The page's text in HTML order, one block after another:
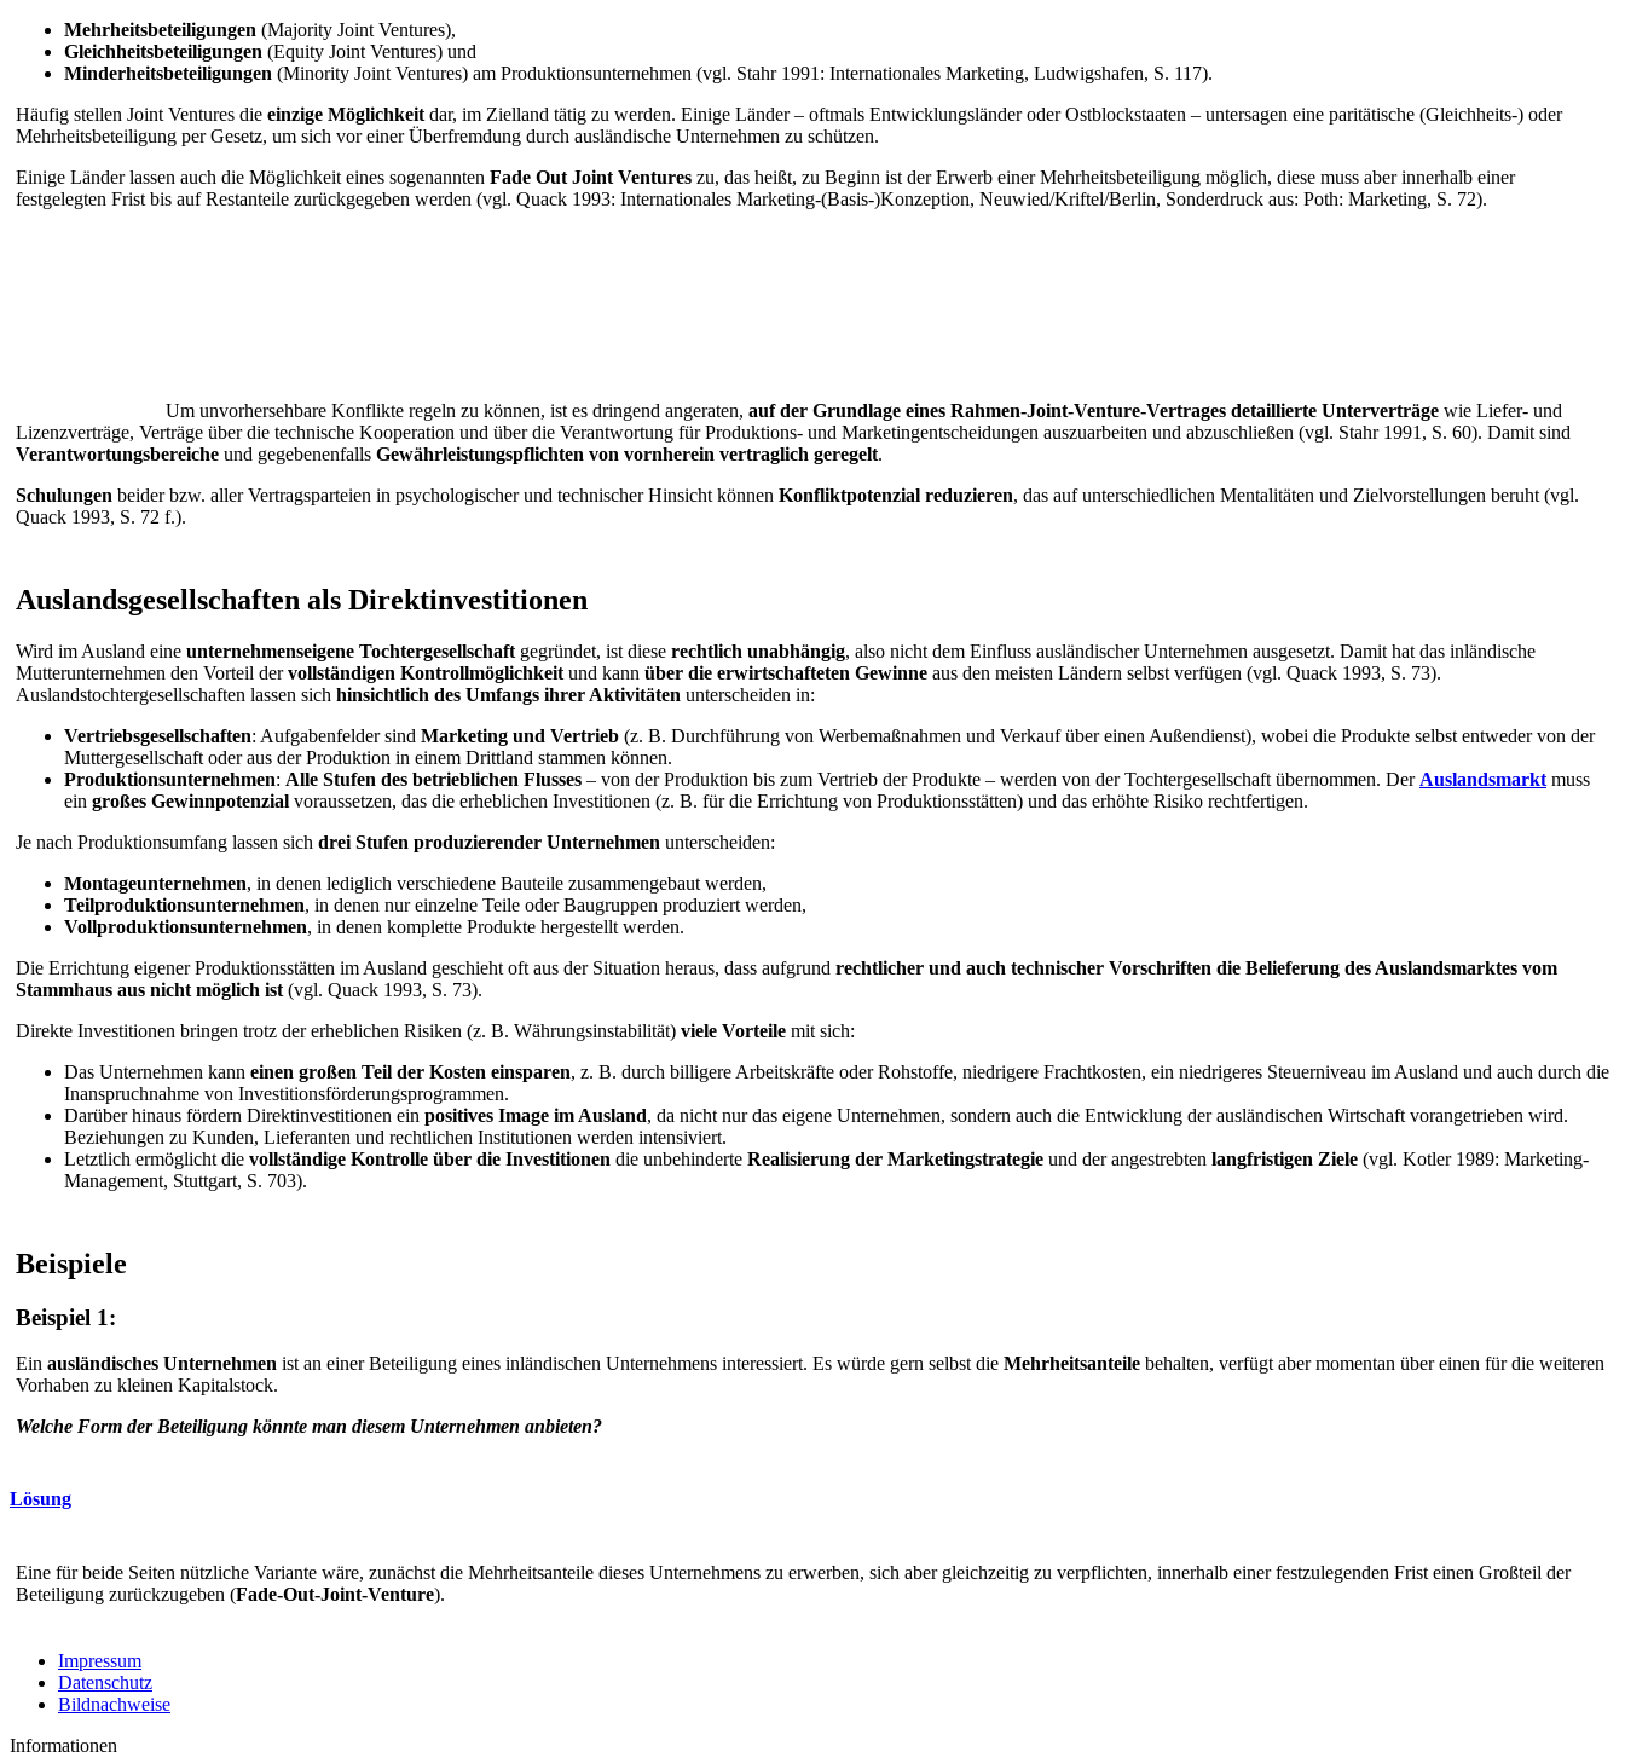
Mehrheitsbeteiligungen (Majority Joint Ventures),
Gleichheitsbeteiligungen (Equity Joint Ventures) und
Minderheitsbeteiligungen (Minority Joint Ventures) am Produktionsunternehmen (vgl. Stahr 1991: Internationales Marketing, Ludwigshafen, S. 117).
Häufig stellen Joint Ventures die einzige Möglichkeit dar, im Zielland tätig zu werden. Einige Länder – oftmals Entwicklungsländer oder Ostblockstaaten – untersagen eine paritätische (Gleichheits-) oder
Mehrheitsbeteiligung per Gesetz, um sich vor einer Überfremdung durch ausländische Unternehmen zu schützen.
Einige Länder lassen auch die Möglichkeit eines sogenannten Fade Out Joint Ventures zu, das heißt, zu Beginn ist der Erwerb einer Mehrheitsbeteiligung möglich, diese muss aber innerhalb einer
festgelegten Frist bis auf Restanteile zurückgegeben werden (vgl. Quack 1993: Internationales Marketing-(Basis-)Konzeption, Neuwied/Kriftel/Berlin, Sonderdruck aus: Poth: Marketing, S. 72).
Um unvorhersehbare Konflikte regeln zu können, ist es dringend angeraten, auf der Grundlage eines Rahmen-Joint-Venture-Vertrages detaillierte Unterverträge wie Liefer- und
Lizenzverträge, Verträge über die technische Kooperation und über die Verantwortung für Produktions- und Marketingentscheidungen auszuarbeiten und abzuschließen (vgl. Stahr 1991, S. 60). Damit sind
Verantwortungsbereiche und gegebenenfalls Gewährleistungspflichten von vornherein vertraglich geregelt.
Schulungen beider bzw. aller Vertragsparteien in psychologischer und technischer Hinsicht können Konfliktpotenzial reduzieren, das auf unterschiedlichen Mentalitäten und Zielvorstellungen beruht (vgl.
Quack 1993, S. 72 f.).
Auslandsgesellschaften als Direktinvestitionen
Wird im Ausland eine unternehmenseigene Tochtergesellschaft gegründet, ist diese rechtlich unabhängig, also nicht dem Einfluss ausländischer Unternehmen ausgesetzt. Damit hat das inländische
Mutterunternehmen den Vorteil dervollständigen Kontrollmöglichkeit und kann über die erwirtschafteten Gewinne aus den meisten Ländern selbst verfügen (vgl. Quack 1993, S. 73).
Auslandstochtergesellschaften lassen sich hinsichtlich des Umfangs ihrer Aktivitäten unterscheiden in:
Vertriebsgesellschaften: Aufgabenfelder sind Marketing und Vertrieb (z. B. Durchführung von Werbemaßnahmen und Verkauf über einen Außendienst), wobei die Produkte selbst entweder von der
Muttergesellschaft oder aus der Produktion in einem Drittland stammen können.
Produktionsunternehmen: Alle Stufen des betrieblichen Flusses – von der Produktion bis zum Vertrieb der Produkte – werden von der Tochtergesellschaft übernommen. Der Auslandsmarkt muss
ein großes Gewinnpotenzial voraussetzen, das die erheblichen Investitionen (z. B. für die Errichtung von Produktionsstätten) und das erhöhte Risiko rechtfertigen.
Je nach Produktionsumfang lassen sich drei Stufen produzierender Unternehmen unterscheiden:
Montageunternehmen, in denen lediglich verschiedene Bauteile zusammengebaut werden,
Teilproduktionsunternehmen, in denen nur einzelne Teile oder Baugruppen produziert werden,
Vollproduktionsunternehmen, in denen komplette Produkte hergestellt werden.
Die Errichtung eigener Produktionsstätten im Ausland geschieht oft aus der Situation heraus, dass aufgrund rechtlicher und auch technischer Vorschriften die Belieferung des Auslandsmarktes vom
Stammhaus aus nicht möglich ist (vgl. Quack 1993, S. 73).
Direkte Investitionen bringen trotz der erheblichen Risiken (z. B. Währungsinstabilität) viele Vorteile mit sich:
Das Unternehmen kann einen großen Teil der Kosten einsparen, z. B. durch billigere Arbeitskräfte oder Rohstoffe, niedrigere Frachtkosten, ein niedrigeres Steuerniveau im Ausland und auch durch die
Inanspruchnahme von Investitionsförderungsprogrammen.
Darüber hinaus fördern Direktinvestitionen ein positives Image im Ausland, da nicht nur das eigene Unternehmen, sondern auch die Entwicklung der ausländischen Wirtschaft vorangetrieben wird.
Beziehungen zu Kunden, Lieferanten und rechtlichen Institutionen werden intensiviert.
Letztlich ermöglicht die vollständige Kontrolle über die Investitionen die unbehinderte Realisierung der Marketingstrategie und der angestrebten langfristigen Ziele (vgl. Kotler 1989: Marketing-
Management, Stuttgart, S. 703).
Beispiele
Beispiel 1:
Ein ausländisches Unternehmen ist an einer Beteiligung eines inländischen Unternehmens interessiert. Es würde gern selbst die Mehrheitsanteile behalten, verfügt aber momentan über einen für die weiteren
Vorhaben zu kleinen Kapitalstock.
Welche Form der Beteiligung könnte man diesem Unternehmen anbieten?
Lösung
Eine für beide Seiten nützliche Variante wäre, zunächst die Mehrheitsanteile dieses Unternehmens zu erwerben, sich aber gleichzeitig zu verpflichten, innerhalb einer festzulegenden Frist einen Großteil der
Beteiligung zurückzugeben (Fade-Out-Joint-Venture).
Impressum
Datenschutz
Bildnachweise
Informationen